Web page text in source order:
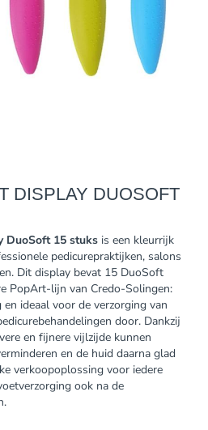
DISPLAY DUOSOFT
DuoSoft 15 stuksis een kleurrijk
pedicurepraktijken, salons
Dit display bevat 15 DuoSoft
PopArt-lijn van Credo-Solingen:
ideaal voor de verzorging van
door. Dankzij
en fijnere vijlzijde kunnen
en de huid daarna glad
verkoopoplossing voor iedere
ook na de